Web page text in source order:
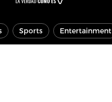
Sports Entertainment